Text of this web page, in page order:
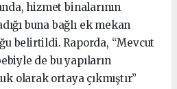
hizmet binalarının
buna bağlı ek mekan
belirtildi. Raporda, “Mevcut
de bu yapıların
olarak ortaya çıkmıştır”